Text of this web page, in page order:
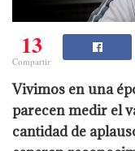
13
Compartir
Vivimos en una
parecen medir el
cantidad de